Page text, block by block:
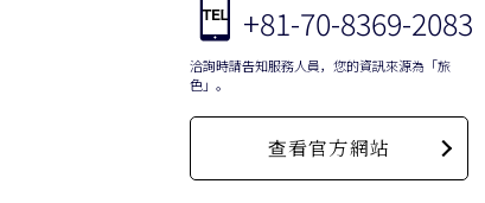
+81-70-8369-2083
洽詢時請告知服務人員，您的資訊來源為「旅
色」。
查看官方網站